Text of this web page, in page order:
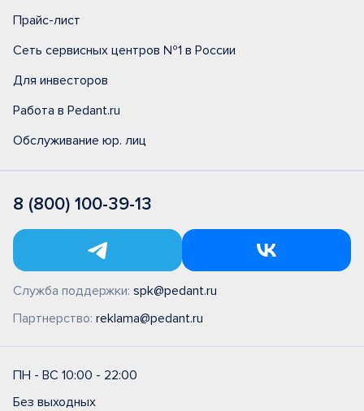
Прайс-лист
Сеть сервисных центров №1 в России
Для инвесторов
Работа в Pedant.ru
Обслуживание юр. лиц
8 (800) 100-39-13
Служба поддержки: spk@pedant.ru
Партнерство: reklama@pedant.ru
ПН - ВС 10:00 - 22:00
Без выходных